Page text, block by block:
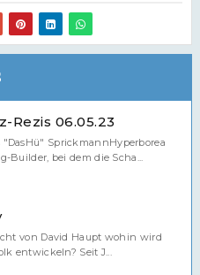
Rezis 06.05.23
"DasHü" SprickmannHyperborea
Builder, bei dem die Scha...
von David Haupt wohin wird
entwickeln? Seit J...